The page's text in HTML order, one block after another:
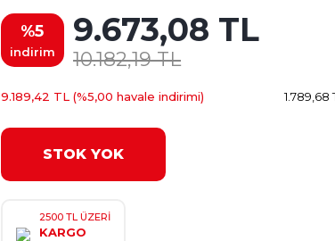
%5
indirim
9.673,08 TL
10.182,19 TL
9.189,42 TL (%5,00 havale indirimi)
STOK YOK
2500 TL ÜZERİ
KARGO